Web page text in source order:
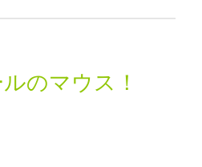
事務用品
学童用品
品「asue（あすえ）」
のマウス！